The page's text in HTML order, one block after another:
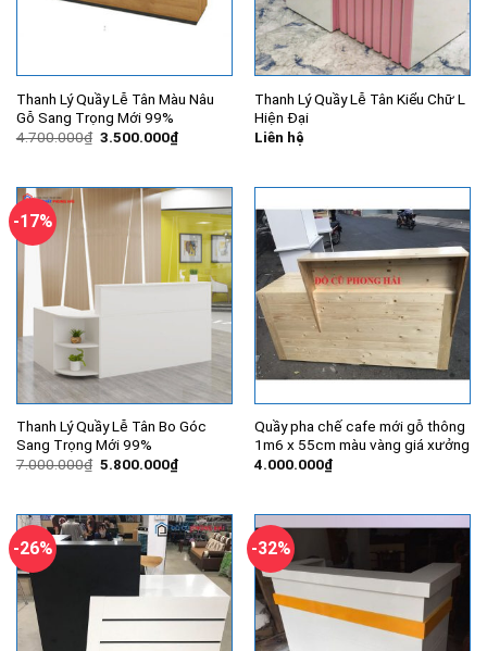
Thanh Lý Quầy Lễ Tân Màu Nâu
Gỗ Sang Trọng Mới 99%
4.700.000₫ Giá
3.500.000₫Giá
hiện
3.500.000₫.
Thanh Lý Quầy Lễ Tân Kiểu Chữ L
Hiện Đại
Liên hệ
-17%
Thanh Lý Quầy Lễ Tân Bo Góc
Sang Trọng Mới 99%
7.000.000₫ Giá
5.800.000₫Giá
hiện
5.800.000₫.
Quầy pha chế cafe mới gỗ thông
1m6 x 55cm màu vàng giá xưởng
4.000.000₫
-26% -32%